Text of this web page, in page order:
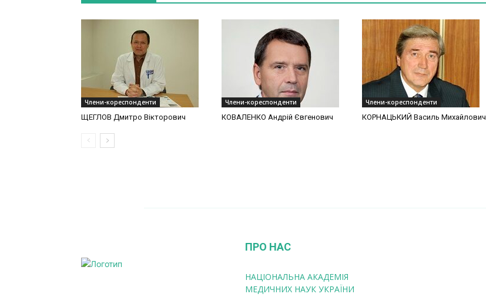
Члени-кореспонденти
ЩЕГЛОВ Дмитро Вікторович
Члени-кореспонденти
КОВАЛЕНКО Андрій Євгенович
Члени-кореспонденти
КОРНАЦЬКИЙ Василь Михайлович
ПРО НАС
НАЦІОНАЛЬНА АКАДЕМІЯ
МЕДИЧНИХ НАУК УКРАЇНИ